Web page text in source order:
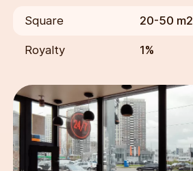
Square 20-50 m2
Royalty 1%